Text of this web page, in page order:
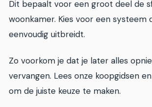
Dit bepaalt voor een groot deel de
woonkamer. Kies voor een systeem
eenvoudig uitbreidt.
Zo voorkom je dat je later alles
vervangen. Lees onze koopgidsen
om de juiste keuze te maken.